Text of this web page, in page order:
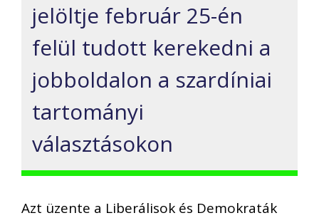
jelöltje február 25-én
felül tudott kerekedni a
jobboldalon a szardíniai
tartományi
választásokon
Azt üzente a Liberálisok és Demokraták